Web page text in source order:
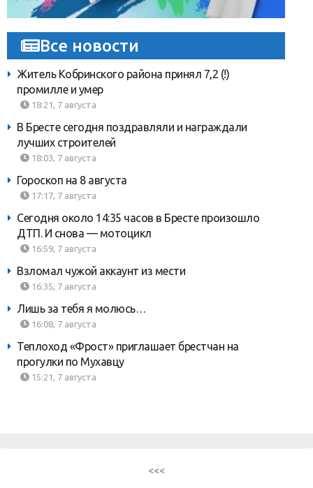
Все новости
Житель Кобринского района принял 7,2 (!)
промилле и умер
18:21, 7 августа
В Бресте сегодня поздравляли и награждали
лучших строителей
18:03, 7 августа
Гороскоп на 8 августа
17:17, 7 августа
Сегодня около 14:35 часов в Бресте произошло
ДТП. И снова — мотоцикл
16:59, 7 августа
Взломал чужой аккаунт из мести
16:35, 7 августа
Лишь за тебя я молюсь…
16:08, 7 августа
Теплоход «Фрост» приглашает брестчан на
прогулки по Мухавцу
15:21, 7 августа
<<<